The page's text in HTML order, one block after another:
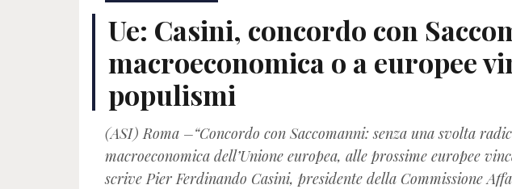
Ue: Casini, concordo con
macroeconomica o a europee
populismi
(ASI) Roma –“Concordo con Saccomanni: senza una svolta
macroeconomica dell’Unione europea, alle prossime europee
scrive Pier Ferdinando Casini, presidente della Commissione